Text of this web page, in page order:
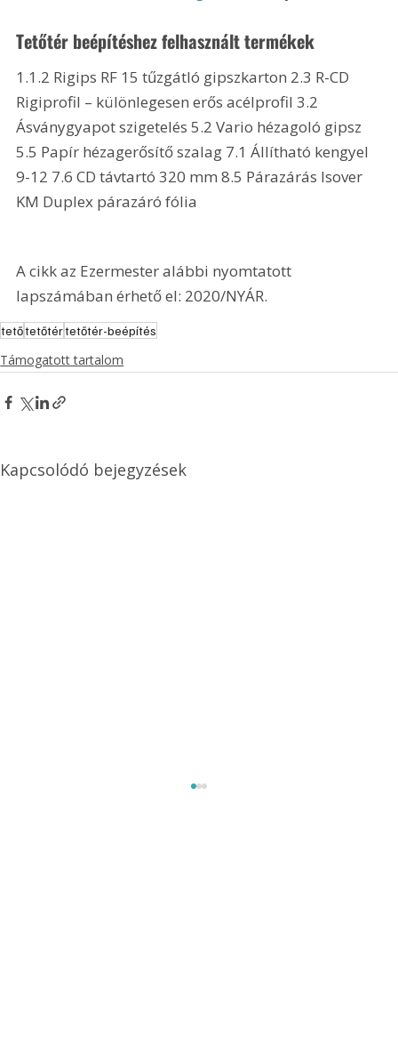
Tetőtér beépítéshez felhasznált termékek
1.1.2 Rigips RF 15 tűzgátló gipszkarton 2.3 R-CD
Rigiprofil – különlegesen erős acélprofil 3.2
Ásványgyapot szigetelés 5.2 Vario hézagoló gipsz
5.5 Papír hézagerősítő szalag 7.1 Állítható kengyel
9-12 7.6 CD távtartó 320 mm 8.5 Párazárás Isover
KM Duplex párazáró fólia
A cikk az Ezermester alábbi nyomtatott
lapszámában érhető el: 2020/NYÁR.
tetőtetőtértetőtér-beépítés
Támogatott tartalom
Kapcsolódó bejegyzések